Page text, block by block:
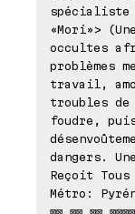
spécialiste
«Mori»>
occultes
problèmes
travail,
troubles de
foudre,
dangers.
Reçoit
Métro:
⊠⊠ ⊠⊠ ⊠⊠